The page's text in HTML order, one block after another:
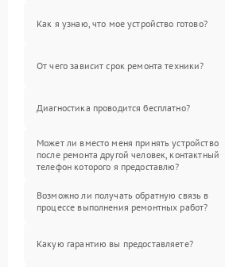
Как я узнаю, что мое устройство готово?
От чего зависит срок ремонта техники?
Диагностика проводится бесплатно?
Может ли вместо меня принять устройство
после ремонта другой человек, контактный
телефон которого я предоставлю?
Возможно ли получать обратную связь в
процессе выполнения ремонтных работ?
Какую гарантию вы предоставляете?